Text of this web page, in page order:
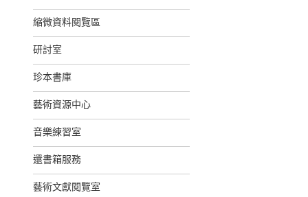
縮微資料閱覽區
研討室
珍本書庫
藝術資源中心
音樂練習室
還書箱服務
藝術文獻閱覽室